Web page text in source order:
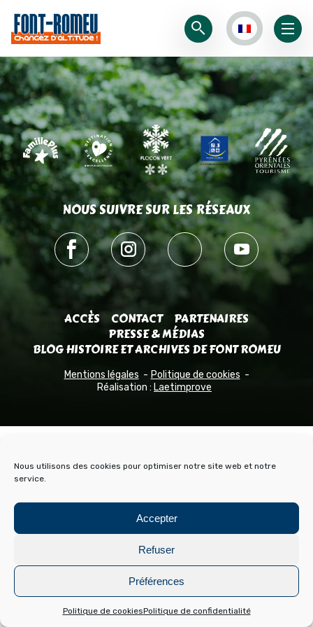
Nous utilisons des cookies pour optimiser notre site web et notre
service.
Accepter
Refuser
Préférences
Politique de cookiesPolitique de confidentialité
NOUS SUIVRE SUR LES RÉSEAUX
ACCÈS CONTACT
PARTENAIRES
PRESSE & MÉDIAS
BLOG HISTOIRE ET ARCHIVES DE FONT ROMEU
Mentions légales
Politique de cookies
Réalisation : Laetimprove